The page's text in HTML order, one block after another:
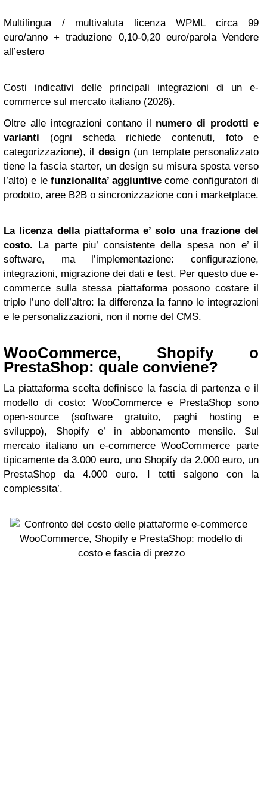
Multilingua / multivaluta licenza WPML circa 99
euro/anno + traduzione 0,10-0,20 euro/parola Vendere
all’estero
Costi indicativi delle principali integrazioni di un e-
commerce sul mercato italiano (2026).
Oltre alle integrazioni contano il numero di prodotti e
varianti (ogni scheda richiede contenuti, foto e
categorizzazione), il design(un template personalizzato
tiene la fascia starter, un design su misura sposta verso
l’alto) e le funzionalita’ aggiuntive come configuratori di
prodotto, aree B2B o sincronizzazione con i marketplace.
La licenza della piattaforma e’ solo una frazione del
costo. La parte piu’ consistente della spesa non e’ il
software, ma l’implementazione: configurazione,
integrazioni, migrazione dei dati e test. Per questo due e-
commerce sulla stessa piattaforma possono costare il
triplo l’uno dell’altro: la differenza la fanno le integrazioni
e le personalizzazioni, non il nome del CMS.
WooCommerce, Shopify o
PrestaShop: quale conviene?
La piattaforma scelta definisce la fascia di partenza e il
modello di costo: WooCommerce e PrestaShop sono
open-source (software gratuito, paghi hosting e
sviluppo), Shopify e’ in abbonamento mensile. Sul
mercato italiano un e-commerce WooCommerce parte
tipicamente da 3.000 euro, uno Shopify da 2.000 euro, un
PrestaShop da 4.000 euro. I tetti salgono con la
complessita’.